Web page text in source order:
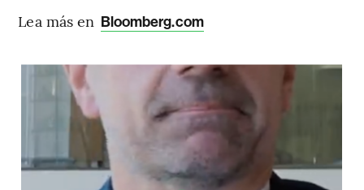
Lea más en Bloomberg.com